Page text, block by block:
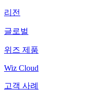
리전
글로벌
위즈 제품
Wiz Cloud
고객 사례